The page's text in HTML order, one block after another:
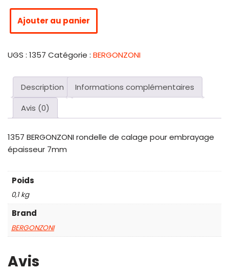
Ajouter au panier
UGS : 1357 Catégorie : BERGONZONI
Description
Informations complémentaires
Avis (0)
1357 BERGONZONI rondelle de calage pour embrayage
épaisseur 7mm
Poids
0,1 kg
Brand
BERGONZONI
Avis